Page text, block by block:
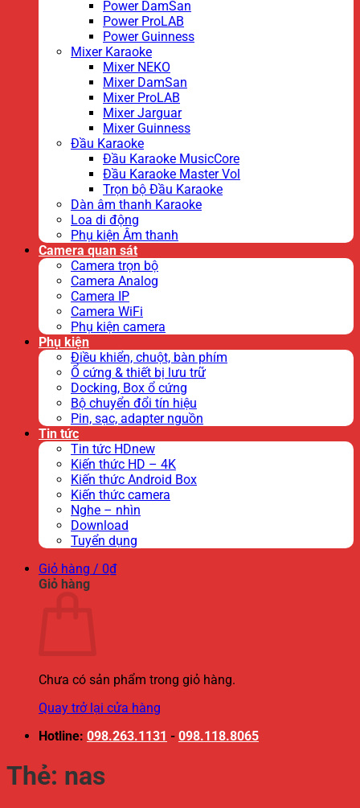
Power DamSan
Power ProLAB
Power Guinness
Mixer Karaoke
Mixer NEKO
Mixer DamSan
Mixer ProLAB
Mixer Jarguar
Mixer Guinness
Đầu Karaoke
Đầu Karaoke MusicCore
Đầu Karaoke Master Vol
Trọn bộ Đầu Karaoke
Dàn âm thanh Karaoke
Loa di động
Phụ kiện Âm thanh
Camera quan sát
Camera trọn bộ
Camera Analog
Camera IP
Camera WiFi
Phụ kiện camera
Phụ kiện
Điều khiển, chuột, bàn phím
Ổ cứng & thiết bị lưu trữ
Docking, Box ổ cứng
Bộ chuyển đổi tín hiệu
Pin, sạc, adapter nguồn
Tin tức
Tin tức HDnew
Kiến thức HD – 4K
Kiến thức Android Box
Kiến thức camera
Nghe – nhìn
Download
Tuyển dụng
Giỏ hàng / 0₫
Giỏ hàng
Chưa có sản phẩm trong giỏ hàng.
Quay trở lại cửa hàng
Hotline: 098.263.1131 - 098.118.8065
Thẻ: nas